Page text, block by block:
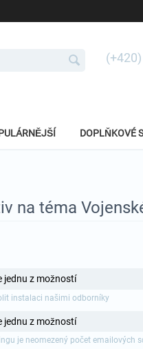
(+420)
DOPLŇKOVÉ
na téma
instalaci našimi odborníky
je neomezený počet emailových